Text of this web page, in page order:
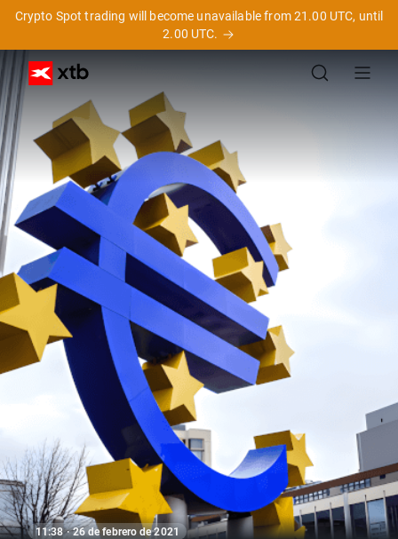
Crypto Spot trading will become unavailable from 21.00 UTC, until
2.00 UTC.
11:38 · 26 de febrero de 2021